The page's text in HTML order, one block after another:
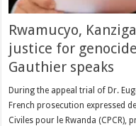
Rwamucyo,
justice for
Gauthier speaks
During the appeal trial of Dr.
French prosecution expressed
Civiles pour le Rwanda